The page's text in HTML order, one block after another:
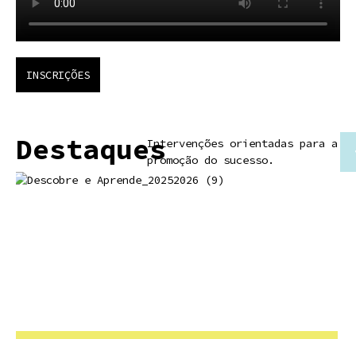
INSCRIÇÕES
DestaquesIntervenções orientadas para a
promoção do sucesso.